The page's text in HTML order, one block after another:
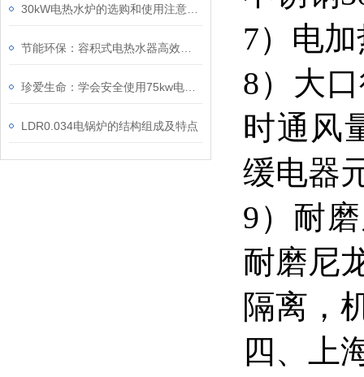
LDR0.034电锅炉的结构组成及特点
7）电
8）大
时通风
缓电器
9）耐
耐磨尼
隔离，
四、上